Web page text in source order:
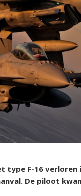
type F-16 verloren
De piloot